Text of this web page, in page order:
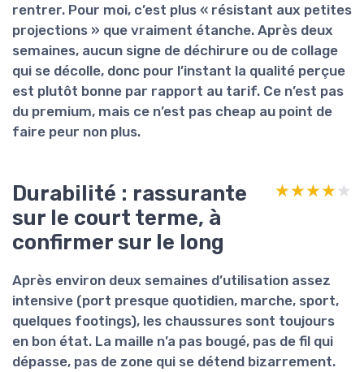
rentrer. Pour moi, c’est plus « résistant aux petites
projections » que vraiment étanche. Après deux
semaines, aucun signe de déchirure ou de collage
qui se décolle, donc pour l’instant la qualité perçue
est plutôt bonne par rapport au tarif. Ce n’est pas
du premium, mais ce n’est pas cheap au point de
faire peur non plus.
Durabilité : rassurante
sur le court terme, à
confirmer sur le long
★★★★★
★★★★★
Après environ deux semaines d’utilisation assez
intensive (port presque quotidien, marche, sport,
quelques footings), les chaussures sont toujours
en bon état. La maille n’a pas bougé, pas de fil qui
dépasse, pas de zone qui se détend bizarrement.